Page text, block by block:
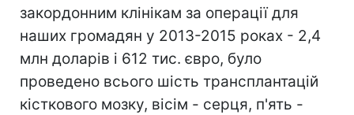
закордонним клінікам за операції для
наших громадян у 2013-2015 роках - 2,4
млн доларів і 612 тис. євро, було
проведено всього шість трансплантацій
кісткового мозку, вісім - серця, п'ять -